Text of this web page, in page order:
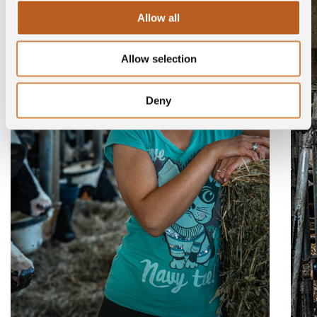
Allow all
Allow selection
Deny